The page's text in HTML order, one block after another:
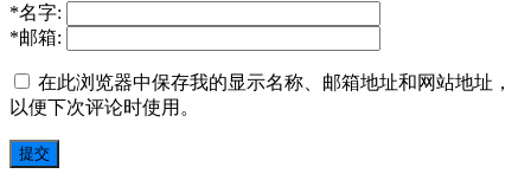
*名字:
*邮箱:
在此浏览器中保存我的显示名称、邮箱地址和网站地址，
以便下次评论时使用。